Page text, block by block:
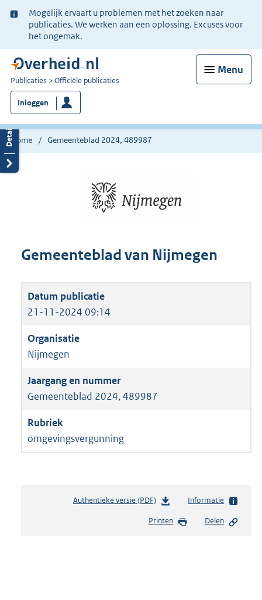
Ter
informatie:
Mogelijk ervaart u problemen met het zoeken naar
publicaties. We werken aan een oplossing. Excuses voor
het ongemak.
Menu
U
bent
nu
hier:
Publicaties Officiële publicaties
Inloggen
Home Gemeenteblad 2024, 489987
Gemeenteblad van Nijmegen
21-11-2024 09:14
Nijmegen
Gemeenteblad 2024, 489987
omgevingsvergunning
Authentieke versie (PDF)b
s
Informatie
Printen Delen